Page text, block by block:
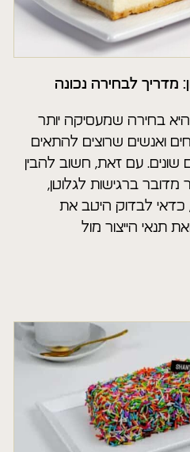
מדריך לבחירה נכונה
היא בחירה שמעסיקה יותר
ואנשים שרוצים להתאים
שונים. עם זאת, חשוב להבין
ברגישות לגלוטן,
כדאי לבדוק היטב את
תנאי הייצור מול